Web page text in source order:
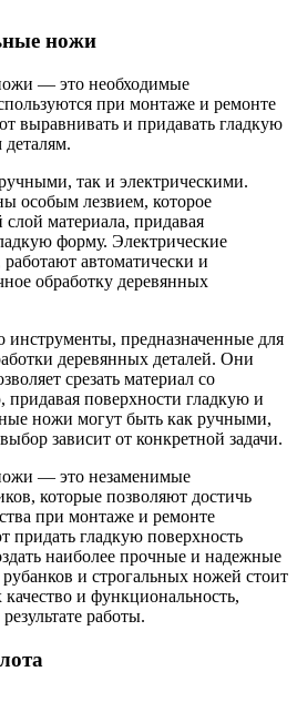
ножи
— это необходимые
при монтаже и ремонте
выравнивать и придавать гладкую
так и электрическими.
особым лезвием, которое
слой материала, придавая
форму. Электрические
автоматически и
обработку деревянных
предназначенные для
деревянных деталей. Они
срезать материал со
придавая поверхности гладкую и
ножи могут быть как ручными,
зависит от конкретной задачи.
— это незаменимые
которые позволяют достичь
при монтаже и ремонте
придать гладкую поверхность
наиболее прочные и надежные
и строгальных ножей стоит
и функциональность,
работы.